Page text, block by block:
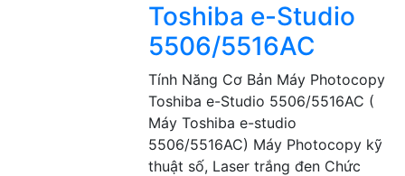
Toshiba e-Studio
5506/5516AC
Tính Năng Cơ Bản Máy Photocopy
Toshiba e-Studio 5506/5516AC (
Máy Toshiba e-studio
5506/5516AC) Máy Photocopy kỹ
thuật số, Laser trắng đen Chức